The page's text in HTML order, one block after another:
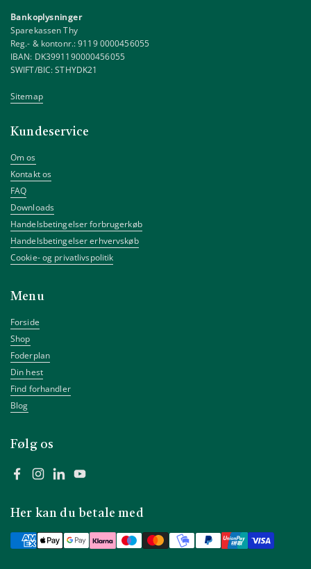
Bankoplysninger
Sparekassen Thy
Reg.- & kontonr.: 9119 0000456055
IBAN: DK3991190000456055
SWIFT/BIC: STHYDK21
Sitemap
Kundeservice
Om os
Kontakt os
FAQ
Downloads
Handelsbetingelser forbrugerkøb
Handelsbetingelser erhvervskøb
Cookie- og privatlivspolitik
Menu
Forside
Shop
Foderplan
Din hest
Find forhandler
Blog
Følg os
FacebookInstagram
LinkedInYouTube
Her kan du betale med